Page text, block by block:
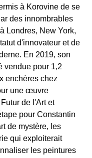
à Korovine de se
des innombrables
Londres, New York,
d'innovateur et de
En 2019, son
vendue pour 1,2
enchères chez
une œuvre
de l'Art et
pour Constantin
de mystère, les
qui exploiterait
les peintures